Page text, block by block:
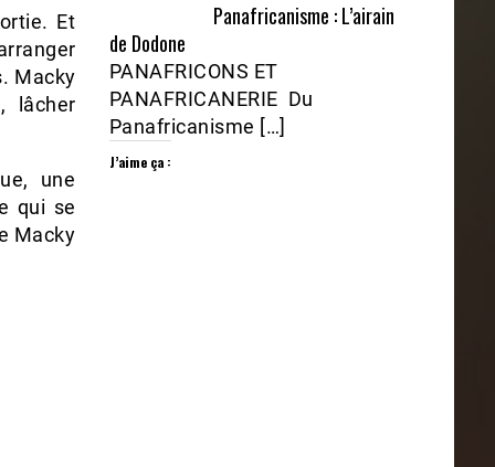
Et
Macky
lâcher
une
qui se
Macky
Panafricanisme : L’airain
de Dodone
PANAFRICONS ET
PANAFRICANERIE Du
Panafricanisme […]
J’aime ça :